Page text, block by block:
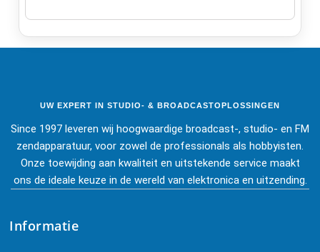
UW EXPERT IN STUDIO- & BROADCASTOPLOSSINGEN
Since 1997 leveren wij hoogwaardige broadcast-, studio- en FM
zendapparatuur, voor zowel de professionals als hobbyisten.
Onze toewijding aan kwaliteit en uitstekende service maakt
ons de ideale keuze in de wereld van elektronica en uitzending.
Informatie